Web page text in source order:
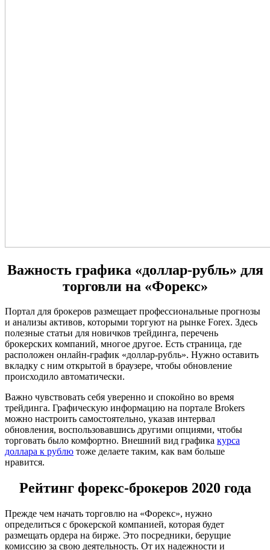
Важность графика «доллар-рубль» для
торговли на «Форекс»
Портал для брокеров размещает профессиональные прогнозы
и анализы активов, которыми торгуют на рынке Forex. Здесь
полезные статьи для новичков трейдинга, перечень
брокерских компаний, многое другое. Есть страница, где
расположен онлайн-график «доллар-рубль». Нужно оставить
вкладку с ним открытой в браузере, чтобы обновление
происходило автоматически.
Важно чувствовать себя уверенно и спокойно во время
трейдинга. Графическую информацию на портале Brokers
можно настроить самостоятельно, указав интервал
обновления, воспользовавшись другими опциями, чтобы
торговать было комфортно. Внешний вид графика курса
доллара к рублю тоже делаете таким, как вам больше
нравится.
Рейтинг форекс-брокеров 2020 года
Прежде чем начать торговлю на «Форекс», нужно
определиться с брокерской компанией, которая будет
размещать ордера на бирже. Это посредники, берущие
комиссию за свою деятельность. От их надежности и